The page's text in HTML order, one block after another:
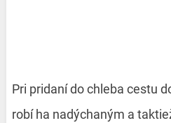
Pri pridaní do chleba cestu
robí ha nadýchaným a